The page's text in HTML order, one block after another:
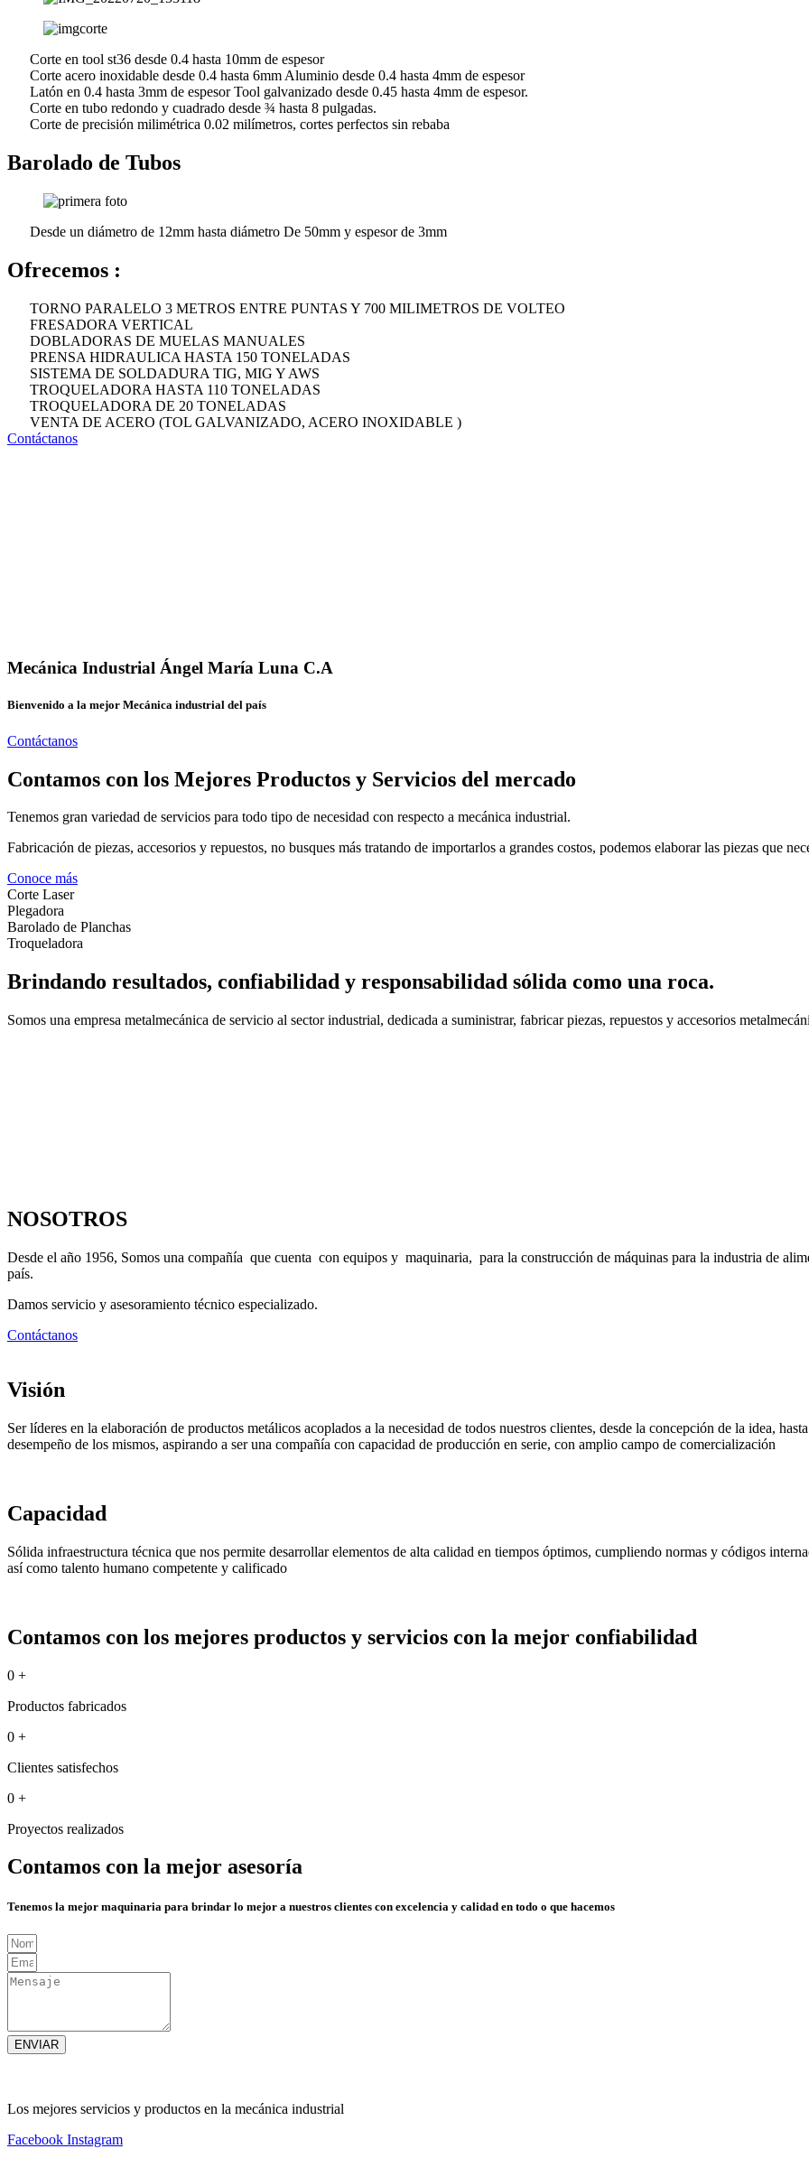
Corte en tool st36 desde 0.4 hasta 10mm de espesor
Corte acero inoxidable desde 0.4 hasta 6mm Aluminio desde 0.4 hasta 4mm de espesor
Latón en 0.4 hasta 3mm de espesor Tool galvanizado desde 0.45 hasta 4mm de espesor.
Corte en tubo redondo y cuadrado desde ¾ hasta 8 pulgadas.
Corte de precisión milimétrica 0.02 milímetros, cortes perfectos sin rebaba
Barolado de Tubos
Desde un diámetro de 12mm hasta diámetro De 50mm y espesor de 3mm
Ofrecemos :
TORNO PARALELO 3 METROS ENTRE PUNTAS Y 700 MILIMETROS DE VOLTEO
FRESADORA VERTICAL
DOBLADORAS DE MUELAS MANUALES
PRENSA HIDRAULICA HASTA 150 TONELADAS
SISTEMA DE SOLDADURA TIG, MIG Y AWS
TROQUELADORA HASTA 110 TONELADAS
TROQUELADORA DE 20 TONELADAS
VENTA DE ACERO (TOL GALVANIZADO, ACERO INOXIDABLE )
Contáctanos
Mecánica Industrial Ángel María Luna C.A
Bienvenido a la mejor Mecánica industrial del país
Contáctanos
Contamos con los Mejores Productos y Servicios del mercado
Tenemos gran variedad de servicios para todo tipo de necesidad con respecto a mecánica industrial.
Fabricación de piezas, accesorios y repuestos, no busques más tratando de importarlos a grandes costos, podemos elaborar las piezas que
Conoce más
Corte Laser
Plegadora
Barolado de Planchas
Troqueladora
Brindando resultados, confiabilidad y responsabilidad sólida como una roca.
Somos una empresa metalmecánica de servicio al sector industrial, dedicada a suministrar, fabricar piezas, repuestos y accesorios
NOSOTROS
Desde el año 1956, Somos una compañía que cuenta con equipos y maquinaria, para la construcción de máquinas para la industria de
país.
Damos servicio y asesoramiento técnico especializado.
Contáctanos
Visión
Ser líderes en la elaboración de productos metálicos acoplados a la necesidad de todos nuestros clientes, desde la concepción de la idea,
desempeño de los mismos, aspirando a ser una compañía con capacidad de producción en serie, con amplio campo de comercialización
Capacidad
Sólida infraestructura técnica que nos permite desarrollar elementos de alta calidad en tiempos óptimos, cumpliendo normas y códigos
así como talento humano competente y calificado
Contamos con los mejores productos y servicios con la mejor confiabilidad
0 +
Productos fabricados
0 +
Clientes satisfechos
0 +
Proyectos realizados
Contamos con la mejor asesoría
Tenemos la mejor maquinaria para brindar lo mejor a nuestros clientes con excelencia y calidad en todo o que hacemos
ENVIAR
Los mejores servicios y productos en la mecánica industrial
Facebook Instagram